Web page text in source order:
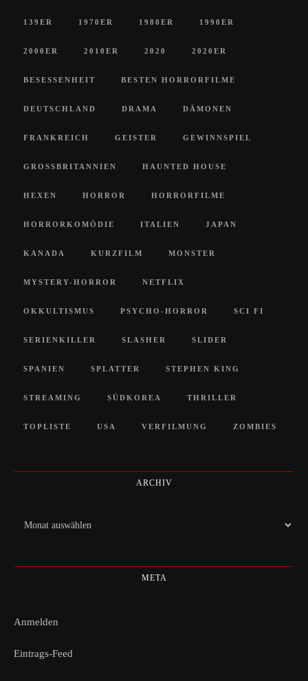
139ER 1970ER 1980ER 1990ER
2000ER 2010ER 2020 2020ER
BESESSENHEIT BESTEN HORRORFILME
DEUTSCHLAND DRAMA DÄMONEN
FRANKREICH GEISTER GEWINNSPIEL
GROSSBRITANNIEN HAUNTED HOUSE
HEXEN HORROR HORRORFILME
HORRORKOMÖDIE ITALIEN JAPAN
KANADA KURZFILM MONSTER
MYSTERY-HORROR NETFLIX
OKKULTISMUS PSYCHO-HORROR SCI FI
SERIENKILLER SLASHER SLIDER
SPANIEN SPLATTER STEPHEN KING
STREAMING SÜDKOREA THRILLER
TOPLISTE USA VERFILMUNG ZOMBIES
ARCHIV
Archiv
META
Anmelden
Eintrags-Feed